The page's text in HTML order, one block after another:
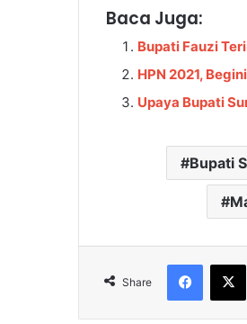
Baca Juga:
Bupati Fauzi
HPN 2021,
Upaya Bupati
Bupati
Share